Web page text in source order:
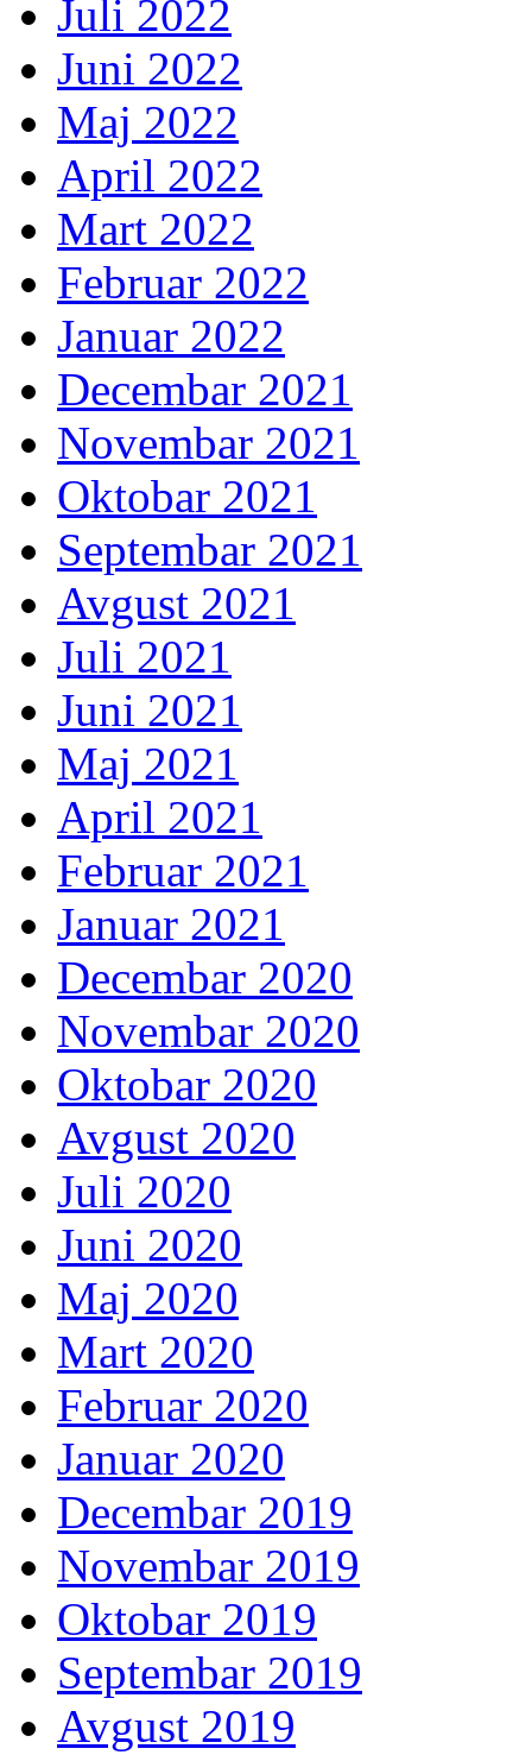
Juli 2022
Juni 2022
Maj 2022
April 2022
Mart 2022
Februar 2022
Januar 2022
Decembar 2021
Novembar 2021
Oktobar 2021
Septembar 2021
Avgust 2021
Juli 2021
Juni 2021
Maj 2021
April 2021
Februar 2021
Januar 2021
Decembar 2020
Novembar 2020
Oktobar 2020
Avgust 2020
Juli 2020
Juni 2020
Maj 2020
Mart 2020
Februar 2020
Januar 2020
Decembar 2019
Novembar 2019
Oktobar 2019
Septembar 2019
Avgust 2019